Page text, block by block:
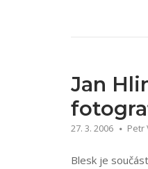
dobře
makro
a
detail“
Jan
27. 3. 2006 Petr
Blesk je